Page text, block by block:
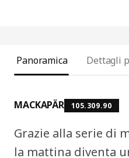
Panoramica Dettagli
MACKAPÄR 105.309.90
Grazie alla serie di
la mattina diventa